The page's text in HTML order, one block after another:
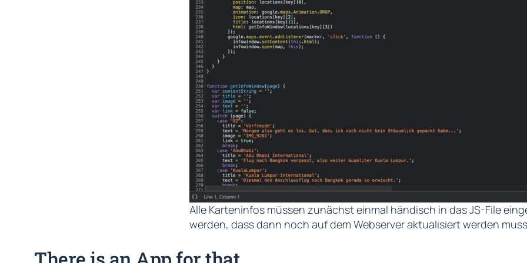
Alle Karteninfos müssen zunächst einmal händisch in das JS-File
werden, dass dann noch auf dem Webserver aktualisiert werden muss